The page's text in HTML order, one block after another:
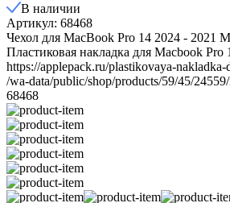
В наличии
Артикул: 68468
Чехол для MacBook Pro 14 2024 - 2021
Пластиковая накладка для Macbook
https://applepack.ru/plastikovaya-
/wa-data/public/shop/products/59/45/
68468